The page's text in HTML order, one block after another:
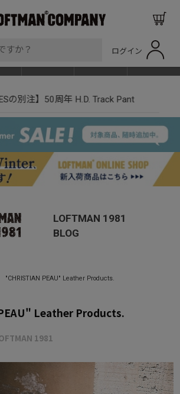
ログイン
LOFTMAN RECRUIT
LOFTMAN 1981
BLOG
"CHRISTIAN PEAU" Leather Products.
Leather Products.
1981